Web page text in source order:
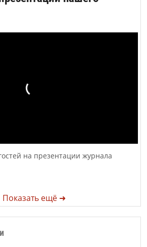
на презентации журнала
Показать ещё ➜